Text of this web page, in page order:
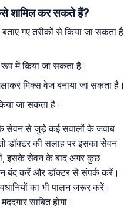
शामिल कर सकते हैं?
गए तरीकों से किया जा सकता है
में किया जा सकता है।
मिक्स वेज बनाया जा सकता है।
जा सकता है।
के सेवन से जुड़े कई सवालों के जवाब
डॉक्टर की सलाह पर इसका सेवन
इसके सेवन के बाद अगर कुछ
बंद करें और डॉक्टर से संपर्क करें।
का भी पालन जरूर करें।
साबित होगा।